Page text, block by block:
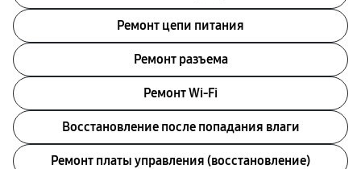
Ремонт цепи питания
Ремонт разъема
Ремонт Wi-Fi
Восстановление после попадания влаги
Ремонт платы управления (восстановление)